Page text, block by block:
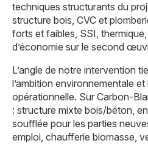
techniques structurants du
structure bois, CVC et
forts et faibles, SSI, thermique,
d’économie sur le second
L’angle de notre intervention
l’ambition environnementale et
opérationnelle. Sur Carbon-
: structure mixte bois/béton,
soufflée pour les parties
emploi, chaufferie biomasse,